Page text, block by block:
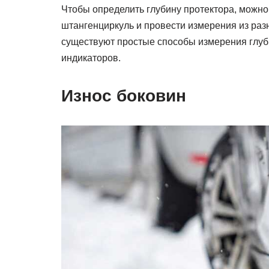
Чтобы определить глубину протектора,
штангенциркуль и провести измерения из
существуют простые способы измерения
индикаторов.
Износ боковин